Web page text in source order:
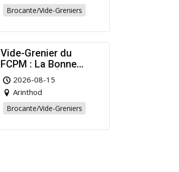
Brocante/Vide-Greniers
Vide-Grenier du
FCPM : La Bonne
Affaire de l’Été à
Arinthod !
2026-08-15
Arinthod
Brocante/Vide-Greniers